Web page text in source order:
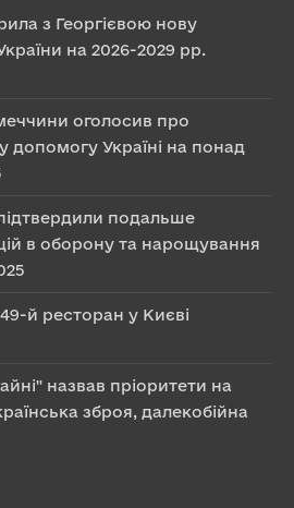
з Георгієвою нову
на 2026-2029 рр.
оголосив про
допомогу Україні на понад
подальше
в оборону та нарощування
й ресторан у Києві
назвав пріоритети на
зброя, далекобійна